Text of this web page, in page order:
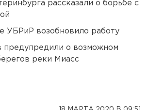
рассказали о борьбе с
УБРиР возобновило работу
предупредили о возможном
реки Миасс